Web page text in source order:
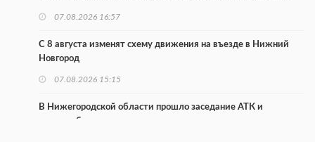
07.08.2026 16:57
С 8 августа изменят схему движения на въезде в Нижний
Новгород
07.08.2026 15:15
В Нижегородской области прошло заседание АТК и
оперштаба